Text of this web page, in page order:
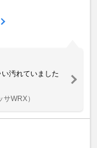
汚れていました
WRX）